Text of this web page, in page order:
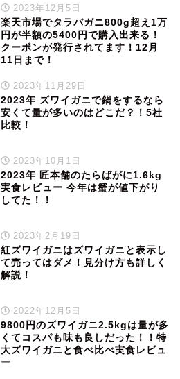
2023年12月5日
楽天市場でタラバガニ800g超え1万
円が半額の5400円で購入出来る！
クーポンが発行されてます！12月
11日まで！
2023年11月29日
2023年 ズワイガニで鍋をするなら
安くて量が多いのはどこだ？！5社
比較！
2023年10月1日
2023年 匠本舗のたらばがに1.6kg
実食レビュー 今年は蟹が値下がり
してた！！
2023年2月19日
紅ズワイガニはズワイガニと表示し
て売ってはダメ！見分け方も詳しく
解説！
2022年12月5日
9800円のズワイガニ2.5kgは量が多
くてコスパも味も良しだった！！特
大ズワイガニと食べ比べ実食レビュ
ー